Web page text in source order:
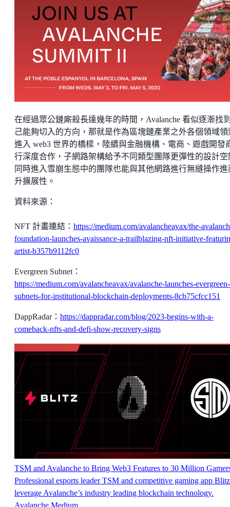
在經過眾公鏈廝殺長達幾年的時間，Avalanche 看似逐漸找
己能夠切入的方向，那就是作為區塊鏈產業之外各個領域領
進入 web3 世界的橋樑，陸續與金融機構、電商、遊戲開發
行深度合作，子網路架構給予不同類型團隊更彈性的設計空
同時進入雪崩生態中的團隊也能與其他網路進行無縫操作進
升擴展性。
資料來源：
NFT 計畫連結： https://medium.com/avalancheavax/the-
foundation-launches-avaissance-a-trailblazing-nft-initiative-
artist-b357b9112fc0
Evergreen Subnet：
https://medium.com/avalancheavax/avalanche-launches-evergreen-
subnets-for-institutional-blockchain-deployments-8cb75cfcc151
DappRadar： https://dappradar.com/blog/2023-begins-with-a-
comeback-nfts-and-defi-show-recovery-signs
TSM and Avalanche to Bring Web3 Features to 30 Million
Professional esports leader TSM and competitive gaming app
leverage Avalanche’s industry leading blockchain technology.
Avalanche Medium